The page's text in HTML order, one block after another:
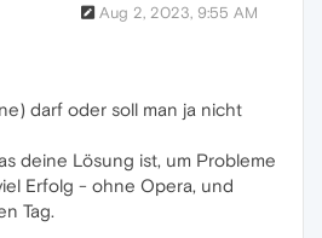
Aug 2, 2023, 9:55 AM
darf oder soll man ja nicht
deine Lösung ist, um Probleme
Erfolg - ohne Opera, und
Tag.